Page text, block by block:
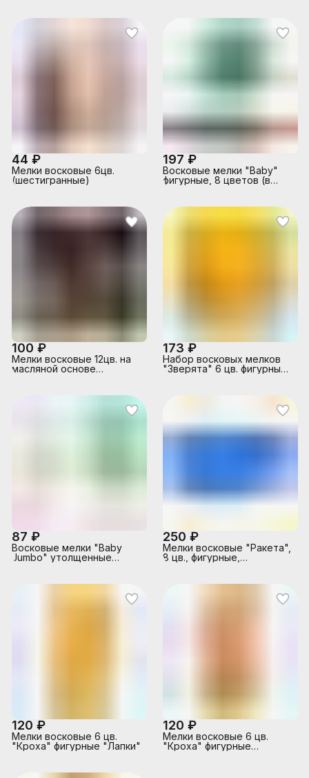
44 ₽
Мелки восковые 6цв.
(шестигранные)
197 ₽
Восковые мелки "Baby"
фигурные, 8 цветов (в
100 ₽
Мелки восковые 12цв. на
масляной основе
173 ₽
Набор восковых мелков
"Зверята" 6 цв. фигурный
87 ₽
Восковые мелки "Baby
Jumbo" утолщенные
250 ₽
Мелки восковые "Ракета",
8 цв., фигурные,
120 ₽
Мелки восковые 6 цв.
"Кроха" фигурные "Лапки"
120 ₽
Мелки восковые 6 цв.
"Кроха" фигурные